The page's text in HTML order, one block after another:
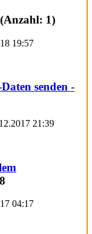
19:57
senden -
21:39
04:17